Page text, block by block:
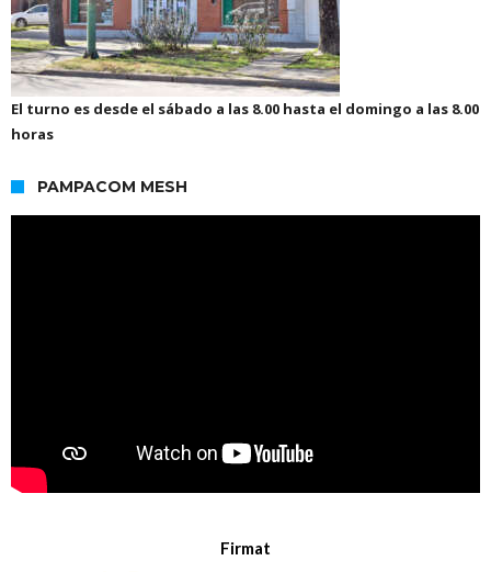
El turno es desde el sábado a las 8.00 hasta el domingo a las 8.00
horas
PAMPACOM MESH
Firmat